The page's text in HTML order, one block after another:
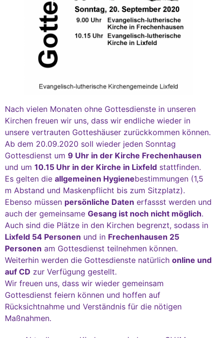
Nach vielen Monaten ohne Gottesdienste in unseren
Kirchen freuen wir uns, dass wir endliche wieder in
unsere vertrauten Gotteshäuser zurückkommen können.
Ab dem 20.09.2020 soll wieder jeden Sonntag
Gottesdienst um 9 Uhr in der Kirche Frechenhausen
und um 10.15 Uhr in der Kirche in Lixfeld stattfinden.
Es gelten die allgemeinen Hygienebestimmungen (1,5
m Abstand und Maskenpflicht bis zum Sitzplatz).
Ebenso müssen persönliche Daten erfassst werden und
auch der gemeinsame Gesang ist noch nicht möglich.
Auch sind die Plätze in den Kirchen begrenzt, sodass in
Lixfeld 54 Personen und in Frechenhausen 25
Personen am Gottesdienst teilnehmen können.
Weiterhin werden die Gottesdienste natürlich online und
auf CD zur Verfügung gestellt.
Wir freuen uns, dass wir wieder gemeinsam
Gottesdienst feiern können und hoffen auf
Rücksichtnahme und Verständnis für die nötigen
Maßnahmen.